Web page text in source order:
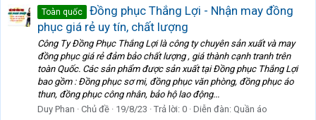
Toàn quốc
Đồng phục Thắng Lợi - Nhận may đồng
phục giá rẻ uy tín, chất lượng
Công Ty Đồng Phục Thắng Lợi là công ty chuyên sản xuất và may
đồng phục giá rẻ đảm bảo chất lượng , giá thành cạnh tranh trên
toàn Quốc. Các sản phẩm được sản xuất tại Đồng phục Thắng Lợi
bao gồm : Đồng phục sơ mi, đồng phục văn phòng, đồng phục áo
thun, đồng phục công nhân, bảo hộ lao động...
Duy Phan
Chủ đề 19/8/23 Trả lời: 0 Diễn đàn: Quần áo